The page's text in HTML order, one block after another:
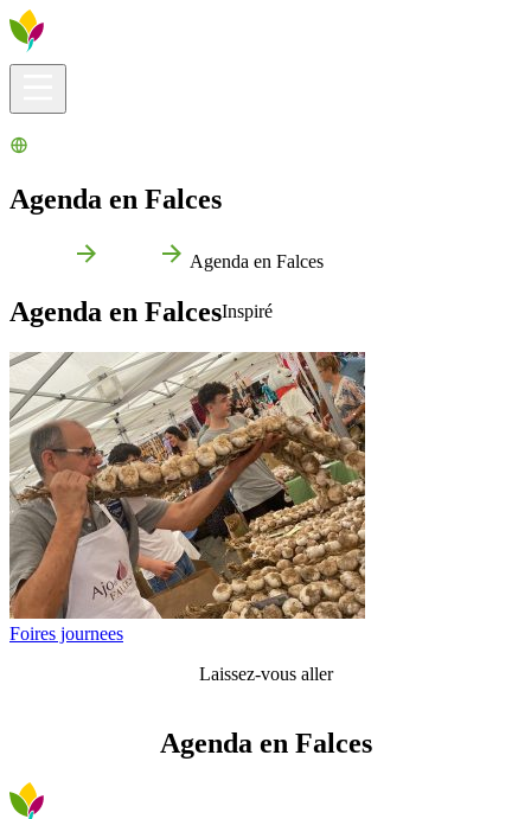
Agenda en Falces
Agenda en Falces
Agenda en FalcesInspiré
Foires journees
Laissez-vous aller
Agenda en Falces